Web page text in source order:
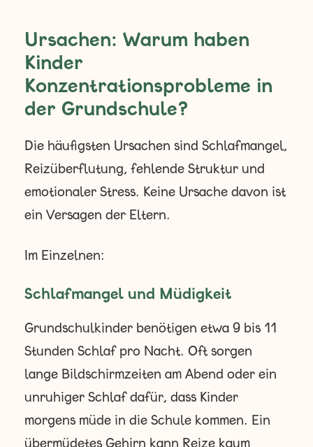
Ursachen: Warum haben
Kinder
Konzentrationsprobleme in
der Grundschule?
Die häufigsten Ursachen sind Schlafmangel,
Reizüberflutung, fehlende Struktur und
emotionaler Stress. Keine Ursache davon ist
ein Versagen der Eltern.
Im Einzelnen:
Schlafmangel und Müdigkeit
Grundschulkinder benötigen etwa 9 bis 11
Stunden Schlaf pro Nacht. Oft sorgen
lange Bildschirmzeiten am Abend oder ein
unruhiger Schlaf dafür, dass Kinder
morgens müde in die Schule kommen. Ein
übermüdetes Gehirn kann Reize kaum